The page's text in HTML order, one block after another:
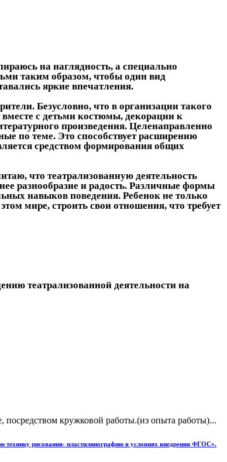
на наглядность, а специально
таким образом, чтобы один вид
яркие впечатления.
Безусловно, что в организации такого
с детьми костюмы, декорации к
произведения. Целенаправленно
по теме. Это способствует расширению
средством формирования общих
что театрализованную деятельность
разнообразие и радость. Различные формы
навыков поведения. Ребенок не только
мире, строить свои отношения, что требует
театрализованной деятельности на
кружковой работы.(из опыта работы)...
технику рисования- пластилинографию в условиях внедрения ФГОС».